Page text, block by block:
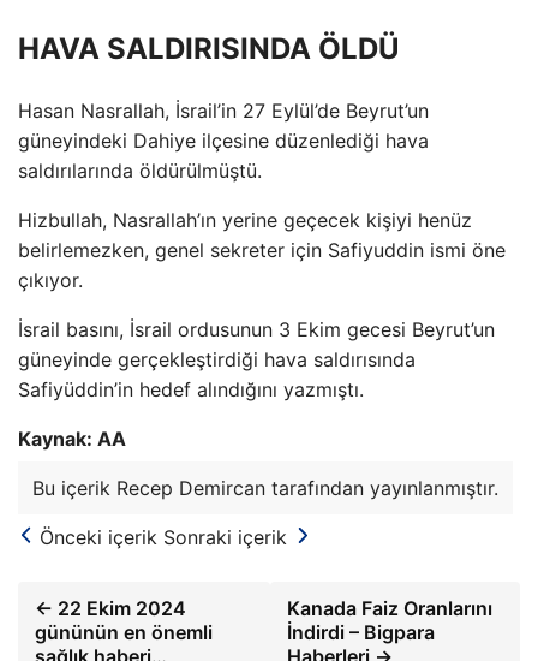
HAVA SALDIRISINDA ÖLDÜ
Hasan Nasrallah, İsrail’in 27 Eylül’de Beyrut’un
güneyindeki Dahiye ilçesine düzenlediği hava
saldırılarında öldürülmüştü.
Hizbullah, Nasrallah’ın yerine geçecek kişiyi henüz
belirlemezken, genel sekreter için Safiyuddin ismi öne
çıkıyor.
İsrail basını, İsrail ordusunun 3 Ekim gecesi Beyrut’un
güneyinde gerçekleştirdiği hava saldırısında
Safiyüddin’in hedef alındığını yazmıştı.
Kaynak: AA
Bu içerik Recep Demircan tarafından yayınlanmıştır.
Önceki içerik Sonraki içerik
← 22 Ekim 2024
gününün en önemli
sağlık haberi…
Kanada Faiz Oranlarını
İndirdi – Bigpara
Haberleri →